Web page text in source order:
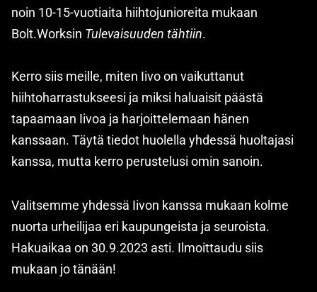
noin 10-15-vuotiaita hiihtojunioreita mukaan
Bolt.Worksin Tulevaisuuden tähtiin.
Kerro siis meille, miten Iivo on vaikuttanut
hiihtoharrastukseesi ja miksi haluaisit päästä
tapaamaan Iivoa ja harjoittelemaan hänen
kanssaan. Täytä tiedot huolella yhdessä huoltajasi
kanssa, mutta kerro perustelusi omin sanoin.
Valitsemme yhdessä Iivon kanssa mukaan kolme
nuorta urheilijaa eri kaupungeista ja seuroista.
Hakuaikaa on 30.9.2023 asti. Ilmoittaudu siis
mukaan jo tänään!